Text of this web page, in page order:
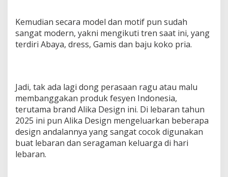
Kemudian secara model dan motif pun sudah
sangat modern, yakni mengikuti tren saat ini, yang
terdiri Abaya, dress, Gamis dan baju koko pria.
Jadi, tak ada lagi dong perasaan ragu atau malu
membanggakan produk fesyen Indonesia,
terutama brand Alika Design ini. Di lebaran tahun
2025 ini pun Alika Design mengeluarkan beberapa
design andalannya yang sangat cocok digunakan
buat lebaran dan seragaman keluarga di hari
lebaran.